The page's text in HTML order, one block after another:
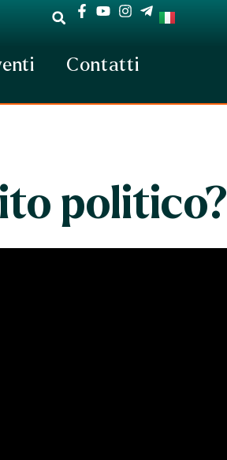
Contatti
politico?